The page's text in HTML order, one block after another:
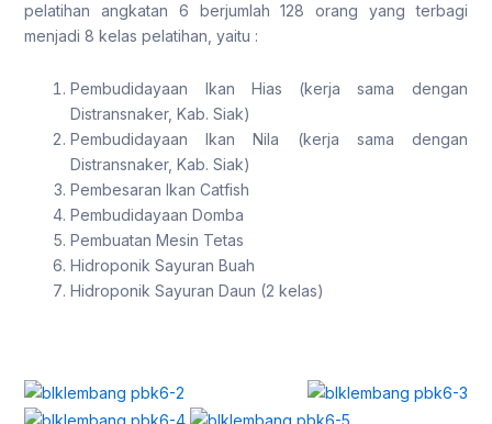
pelatihan angkatan 6 berjumlah 128 orang yang terbagi
menjadi 8 kelas pelatihan, yaitu :
Pembudidayaan Ikan Hias (kerja sama dengan
Distransnaker, Kab. Siak)
Pembudidayaan Ikan Nila (kerja sama dengan
Distransnaker, Kab. Siak)
Pembesaran Ikan Catfish
Pembudidayaan Domba
Pembuatan Mesin Tetas
Hidroponik Sayuran Buah
Hidroponik Sayuran Daun (2 kelas)